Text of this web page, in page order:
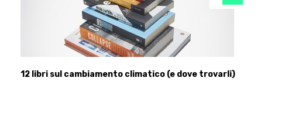
12 libri sul cambiamento climatico (e dove trovarli)